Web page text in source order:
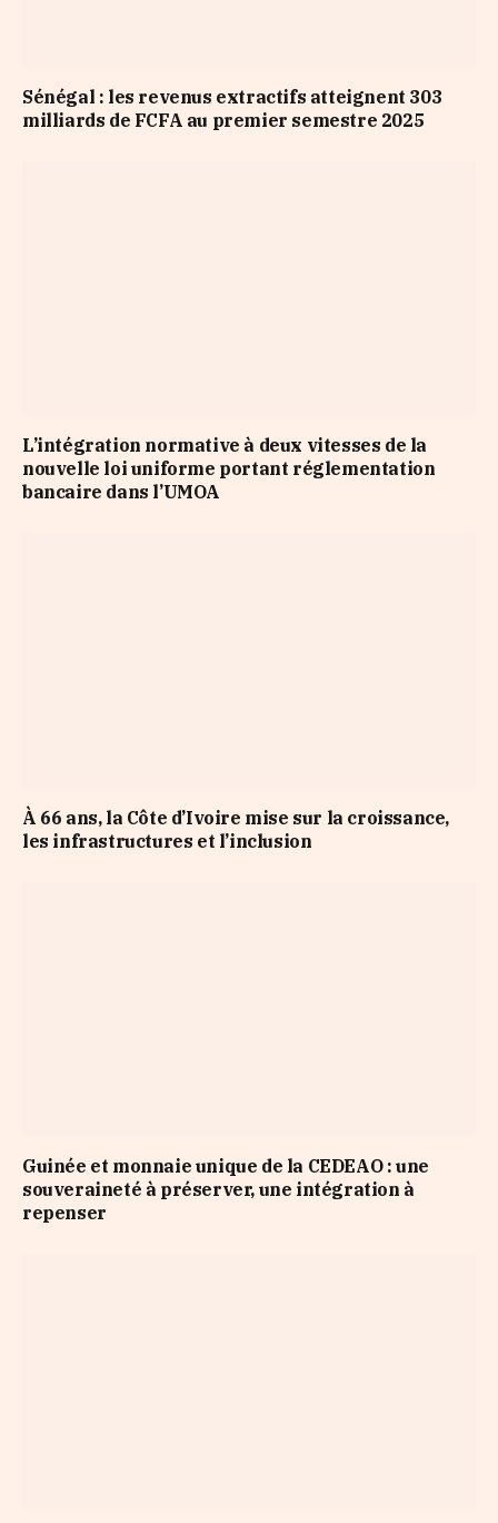
Sénégal : les revenus extractifs atteignent 303
milliards de FCFA au premier semestre 2025
L’intégration normative à deux vitesses de la
nouvelle loi uniforme portant réglementation
bancaire dans l’UMOA
À 66 ans, la Côte d’Ivoire mise sur la croissance,
les infrastructures et l’inclusion
Guinée et monnaie unique de la CEDEAO : une
souveraineté à préserver, une intégration à
repenser